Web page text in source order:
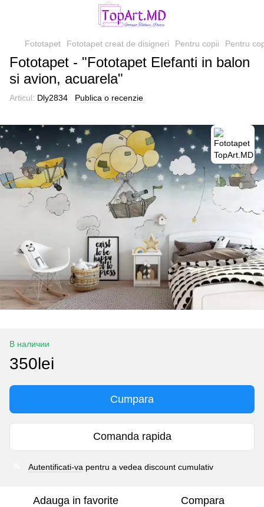
Fototapet Fototapet creat de disigneri Pentru copii Pentru
Fototapet - "Fototapet Elefanti in balon
si avion, acuarela"
Articul: Dly2834 Publica o recenzie
В наличии
350lei
Cumpara
Comanda rapida
Autentificati-va pentru a vedea discount cumulativ
Adauga in favorite Compara